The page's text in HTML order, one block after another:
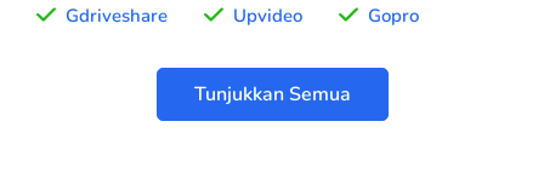
Gdriveshare Upvideo Gopro
Tunjukkan Semua